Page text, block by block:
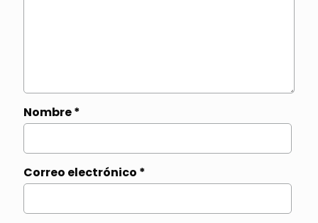
Nombre*
Correo electrónico *